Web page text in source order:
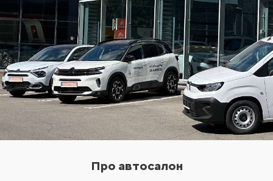
Про автосалон